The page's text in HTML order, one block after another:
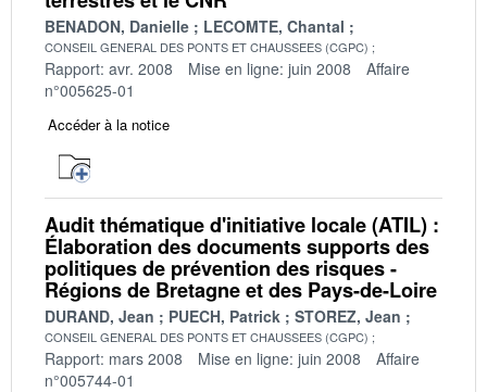
BENADON, Danielle LECOMTE, Chantal
CONSEIL GENERAL DES PONTS ET CHAUSSEES (CGPC)
Rapport: avr. 2008 Mise en ligne: juin 2008
Affaire
n°005625-01
Accéder à la notice
Audit thématique d'initiative locale (ATIL) :
Élaboration des documents supports des
politiques de prévention des risques -
Régions de Bretagne et des Pays-de-Loire
DURAND, Jean PUECH, Patrick STOREZ, Jean
CONSEIL GENERAL DES PONTS ET CHAUSSEES (CGPC)
Rapport: mars 2008 Mise en ligne: juin 2008
Affaire
n°005744-01